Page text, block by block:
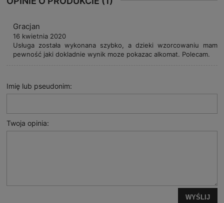
Gracjan
16 kwietnia 2020
Usługa została wykonana szybko, a dzieki wzorcowaniu mam
pewność jaki dokladnie wynik moze pokazac alkomat. Polecam.
Imię lub pseudonim:
Twoja opinia:
WYŚLIJ